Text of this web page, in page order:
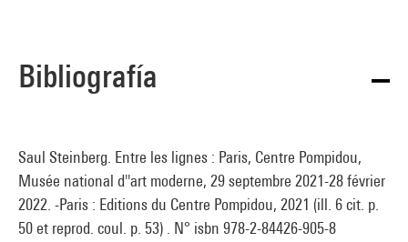
Bibliografía
Saul Steinberg. Entre les lignes : Paris, Centre Pompidou,
Musée national d''art moderne, 29 septembre 2021-28 février
2022. -Paris : Editions du Centre Pompidou, 2021 (ill. 6 cit. p.
50 et reprod. coul. p. 53) . N° isbn 978-2-84426-905-8